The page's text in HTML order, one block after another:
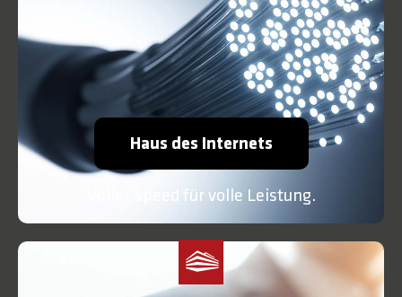
Haus des Internets
Voller Speed für volle Leistung.